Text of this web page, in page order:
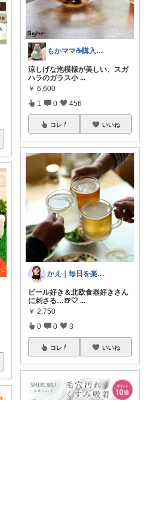
もかママ☕️購入ありがとうございます💕
涼しげな泡模様が美しい、スガ
ハラのガラス小 ...
￥ 6,600
1 0 456
コレ いいね
かえ｜毎日を楽しむ
ビール好き＆北欧食器好きさん
に刺さる…🍺🤍 ...
￥ 2,750
0 0 3
コレ いいね